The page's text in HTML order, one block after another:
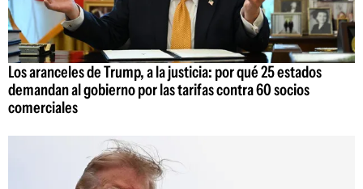
Los aranceles de Trump, a la justicia: por qué 25 estados
demandan al gobierno por las tarifas contra 60 socios
comerciales